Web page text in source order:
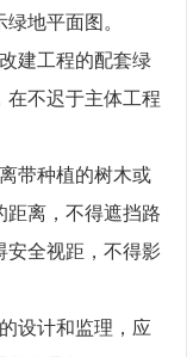
地平面图。
建工程的配套绿
在不迟于主体工程
带种植的树木或
距离，不得遮挡路
安全视距，不得影
计和监理，应